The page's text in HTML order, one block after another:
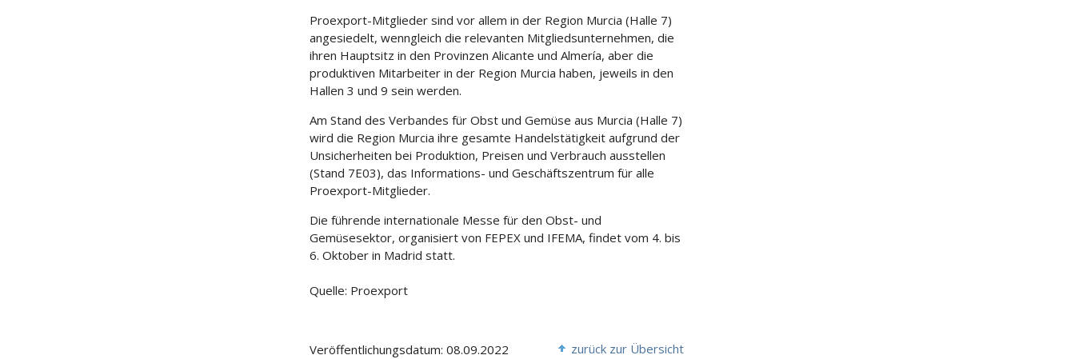
Proexport-Mitglieder sind vor allem in der Region Murcia (Halle 7)
angesiedelt, wenngleich die relevanten Mitgliedsunternehmen, die
ihren Hauptsitz in den Provinzen Alicante und Almería, aber die
produktiven Mitarbeiter in der Region Murcia haben, jeweils in den
Hallen 3 und 9 sein werden.
Am Stand des Verbandes für Obst und Gemüse aus Murcia (Halle 7)
wird die Region Murcia ihre gesamte Handelstätigkeit aufgrund der
Unsicherheiten bei Produktion, Preisen und Verbrauch ausstellen
(Stand 7E03), das Informations- und Geschäftszentrum für alle
Proexport-Mitglieder.
Die führende internationale Messe für den Obst- und
Gemüsesektor, organisiert von FEPEX und IFEMA, findet vom 4. bis
6. Oktober in Madrid statt.
Quelle: Proexport
Veröffentlichungsdatum: 08.09.2022 zurück zur Übersicht